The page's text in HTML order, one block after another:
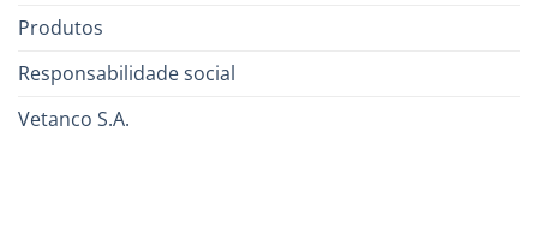
Produtos
Responsabilidade social
Vetanco S.A.